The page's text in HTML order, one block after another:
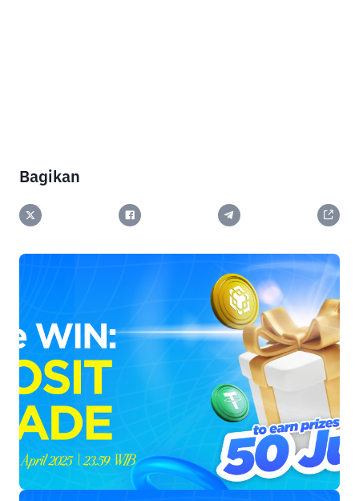
Bagikan